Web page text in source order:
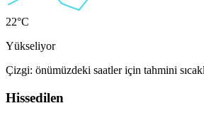
22°C
Yükseliyor
Çizgi: önümüzdeki saatler için tahmini
Hissedilen